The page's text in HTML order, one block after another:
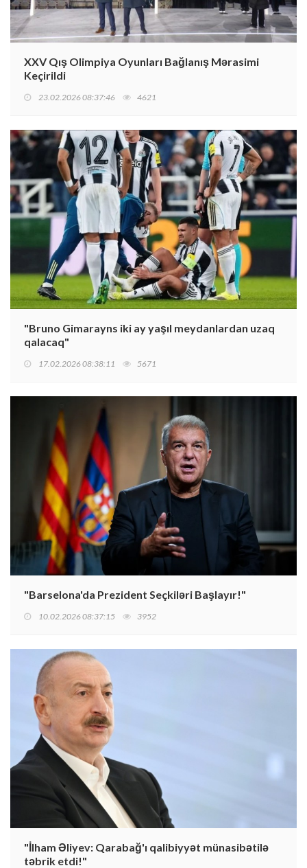
XXV Qış Olimpiya Oyunları Bağlanış Mərasimi
Keçirildi
23.02.2026 08:37:46 4621
"Bruno Gimarayns iki ay yaşıl meydanlardan uzaq
qalacaq"
17.02.2026 08:38:11 5671
"Barselona'da Prezident Seçkiləri Başlayır!"
10.02.2026 08:37:15 3952
"İlham Əliyev: Qarabağ'ı qalibiyyət münasibətilə
təbrik etdi!"